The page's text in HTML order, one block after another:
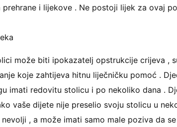
prehrane i lijekove . Ne postoji lijek za ovaj
može biti ipokazatelj opstrukcije crijeva ,
koje zahtijeva hitnu liječničku pomoć .
imati redovitu stolicu i po nekoliko dana .
vaše dijete nije preselio svoju stolicu u
, a može imati samo male poziva da